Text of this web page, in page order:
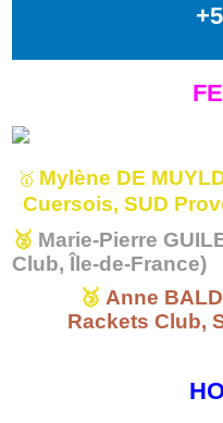
🥇 Mylène DE
Cuersois, SUD
🥈 Marie-Pierre
Club, Île-de-France)
🥉 Anne
Rackets Club,